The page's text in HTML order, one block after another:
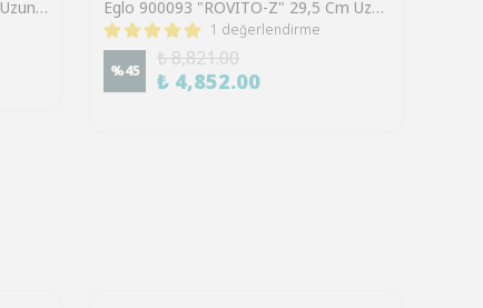
Eglo 901477 "ROVITO-Z" 57 Cm Uzunluğunda Beyaz Plastik Led Panel Ip44 Eglo 900093 "ROVITO-Z" 29,5 Cm Uzunluğunda 29,5 Cm Genişliğinde Plastik Siyah Led Panel RGB
1 değerlendirme
%45
₺ 8,821.00
₺ 4,852.00